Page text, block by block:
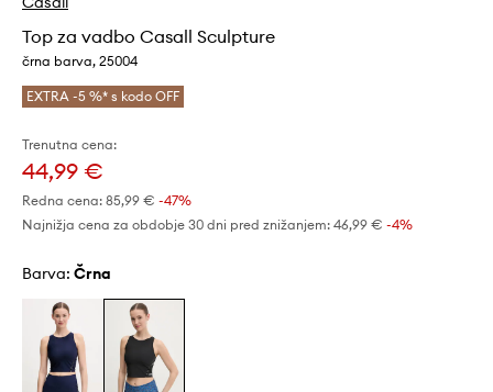
Top za vadbo Casall Sculpture
črna barva, 25004
EXTRA -5 %* s kodo OFF
Trenutna cena:
44,99 €
Redna cena: 85,99 € -47%
Najnižja cena za obdobje 30 dni pred znižanjem: 46,99 € -4%
Barva: črna